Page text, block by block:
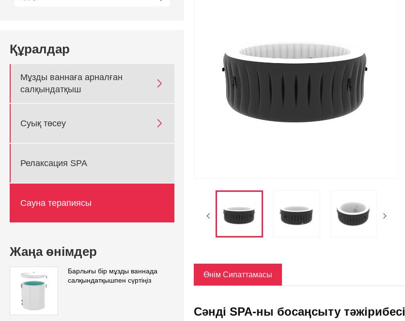
Құралдар
Мұзды ваннаға арналған
салқындатқыш

Суық төсеу 
Релаксация SPA
Сауна терапиясы
Жаңа өнімдер
Барлығы бір мұзды ваннада
салқындатқышпен сүртіңіз
Өнім Сипаттамасы
Сәнді SPA-ны босаңсыту тәжірибесі